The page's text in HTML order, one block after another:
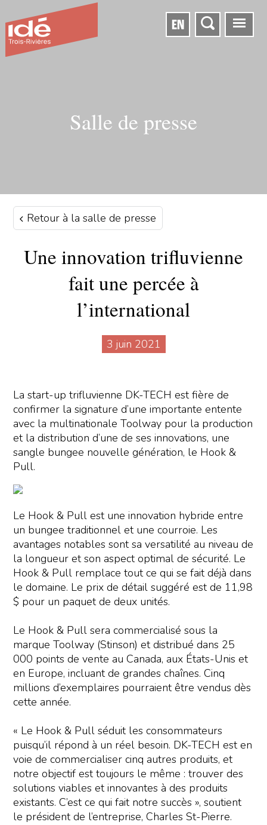
EN
Salle de presse
Retour à la salle de presse
Une innovation trifluvienne
fait une percée à
l’international
3 juin 2021
La start-up trifluvienne DK-TECH est fière de
confirmer la signature d’une importante entente
avec la multinationale Toolway pour la production
et la distribution d’une de ses innovations, une
sangle bungee nouvelle génération, le Hook &
Pull.
Le Hook & Pull est une innovation hybride entre
un bungee traditionnel et une courroie. Les
avantages notables sont sa versatilité au niveau de
la longueur et son aspect optimal de sécurité. Le
Hook & Pull remplace tout ce qui se fait déjà dans
le domaine. Le prix de détail suggéré est de 11,98
$ pour un paquet de deux unités.
Le Hook & Pull sera commercialisé sous la
marque Toolway (Stinson) et distribué dans 25
000 points de vente au Canada, aux États-Unis et
en Europe, incluant de grandes chaînes. Cinq
millions d’exemplaires pourraient être vendus dès
cette année.
« Le Hook & Pull séduit les consommateurs
puisqu’il répond à un réel besoin. DK-TECH est en
voie de commercialiser cinq autres produits, et
notre objectif est toujours le même : trouver des
solutions viables et innovantes à des produits
existants. C’est ce qui fait notre succès », soutient
le président de l’entreprise, Charles St-Pierre.